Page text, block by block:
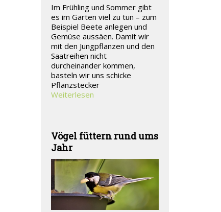
Im Frühling und Sommer gibt
es im Garten viel zu tun – zum
Beispiel Beete anlegen und
Gemüse aussäen. Damit wir
mit den Jungpflanzen und den
Saatreihen nicht
durcheinander kommen,
basteln wir uns schicke
Pflanzstecker
Weiterlesen
Vögel füttern rund ums
Jahr